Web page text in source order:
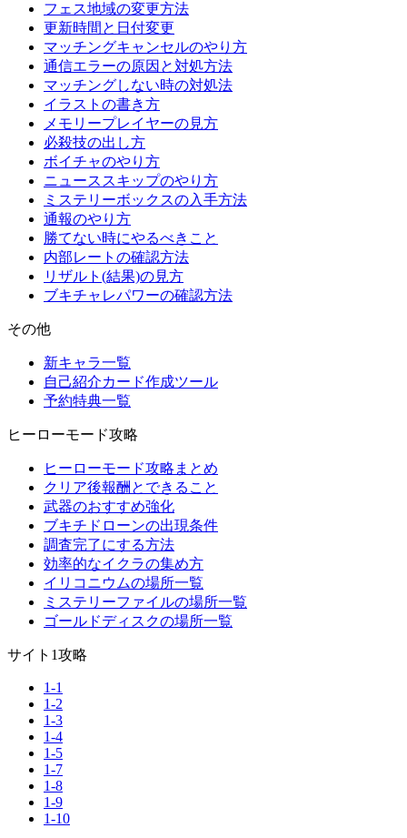
フェス地域の変更方法
更新時間と日付変更
マッチングキャンセルのやり方
通信エラーの原因と対処方法
マッチングしない時の対処法
イラストの書き方
メモリープレイヤーの見方
必殺技の出し方
ボイチャのやり方
ニューススキップのやり方
ミステリーボックスの入手方法
通報のやり方
勝てない時にやるべきこと
内部レートの確認方法
リザルト(結果)の見方
ブキチャレパワーの確認方法
その他
新キャラ一覧
自己紹介カード作成ツール
予約特典一覧
ヒーローモード攻略
ヒーローモード攻略まとめ
クリア後報酬とできること
武器のおすすめ強化
ブキチドローンの出現条件
調査完了にする方法
効率的なイクラの集め方
イリコニウムの場所一覧
ミステリーファイルの場所一覧
ゴールドディスクの場所一覧
サイト1攻略
1-1
1-2
1-3
1-4
1-5
1-7
1-8
1-9
1-10